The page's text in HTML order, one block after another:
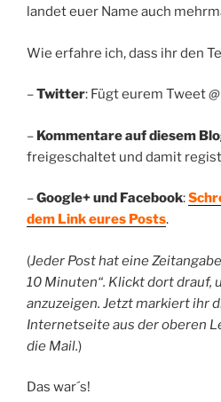
landet euer Name auch
Wie erfahre ich, dass ihr den
–Twitter: Fügt eurem Tweet
– Kommentare auf diesem
freigeschaltet und damit
–Google+ und Facebook:
dem Link eures Posts.
(Jeder Post hat eine
10 Minuten“. Klickt dort drauf,
anzuzeigen. Jetzt markiert ihr
Internetseite aus der oberen
die Mail.)
Das war´s!